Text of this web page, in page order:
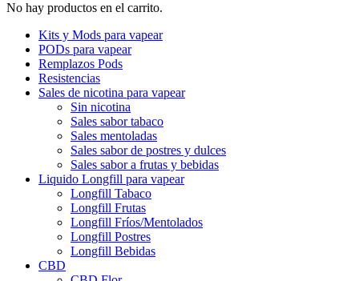
No hay productos en el carrito.
Kits y Mods para vapear
PODs para vapear
Remplazos Pods
Resistencias
Sales de nicotina para vapear
Sin nicotina
Sales sabor tabaco
Sales mentoladas
Sales sabor de postres y dulces
Sales sabor a frutas y bebidas
Liquido Longfill para vapear
Longfill Tabaco
Longfill Frutas
Longfill Fríos/Mentolados
Longfill Postres
Longfill Bebidas
CBD